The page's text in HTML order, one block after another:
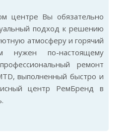
центре Вы обязательно
подход к решению
атмосферу и горячий
по-настоящему
ремонт
выполненный быстро и
центр РемБренд в